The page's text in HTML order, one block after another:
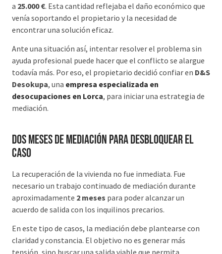
a 25.000 €. Esta cantidad reflejaba el daño económico que
venía soportando el propietario y la necesidad de
encontrar una solución eficaz.
Ante una situación así, intentar resolver el problema sin
ayuda profesional puede hacer que el conflicto se alargue
todavía más. Por eso, el propietario decidió confiar en D&S
Desokupa, una empresa especializada en
desocupaciones en Lorca, para iniciar una estrategia de
mediación.
Dos meses de mediación para desbloquear el
caso
La recuperación de la vivienda no fue inmediata. Fue
necesario un trabajo continuado de mediación durante
aproximadamente 2 meses para poder alcanzar un
acuerdo de salida con los inquilinos precarios.
En este tipo de casos, la mediación debe plantearse con
claridad y constancia. El objetivo no es generar más
tensión, sino buscar una salida viable que permita